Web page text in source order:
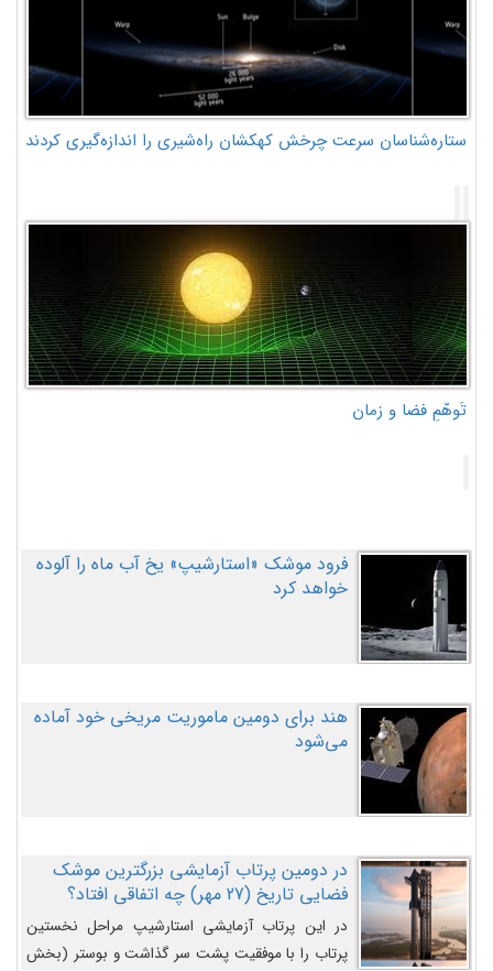
ستاره‌شناسان سرعت چرخش کهکشان راه‌شیری را اندازه‌گیری کردند
تَوهّمِ فضا و زمان
فرود موشک «استارشیپ» یخ آب ماه را آلوده
خواهد کرد
هند برای دومین ماموریت مریخی خود آماده
می‌شود
در دومین پرتاب آزمایشی بزرگترین موشک
فضایی تاریخ (27 مهر‌) چه اتفاقی افتاد؟
در این پرتاب آزمایشی استارشیپ مراحل نخستین
پرتاب را با موفقیت پشت سر گذاشت و بوستر (بخش